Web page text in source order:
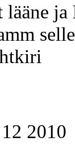
lääne
2010